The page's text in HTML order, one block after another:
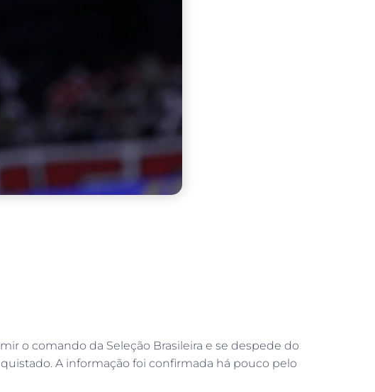
o comando da Seleção Brasileira e se despede do
A informação foi confirmada há pouco pelo